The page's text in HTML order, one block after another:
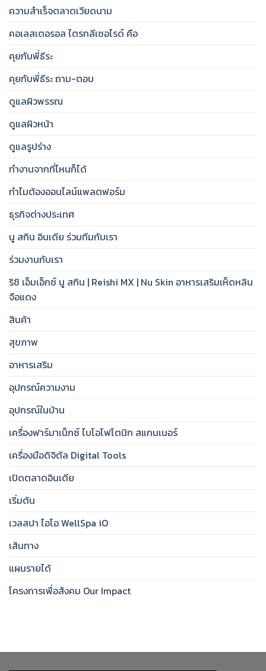
ความสำเร็จตลาดเวียดนาม
คอเลสเตอรอล ไตรกลีเซอไรด์ คือ
คุยกับพี่ธีระ
คุยกับพี่ธีระ ถาม-ตอบ
ดูแลผิวพรรณ
ดูแลผิวหน้า
ดูแลรูปร่าง
ทำงานจากที่ไหนก็ได้
ทำไมต้องออนไลน์แพลตฟอร์ม
ธุรกิจต่างประเทศ
นู สกิน อินเดีย ร่วมทีมกับเรา
ร่วมงานกับเรา
ริชิ เอ็มเอ็กซ์ นู สกิน | Reishi MX | Nu Skin อาหารเสริมเห็ดหลิน
จือแดง
สินค้า
สุขภาพ
อาหารเสริม
อุปกรณ์ความงาม
อุปกรณ์ในบ้าน
เครื่องฟาร์มาเน็กซ์ ไบโอโฟโตนิก สแกนเนอร์
เครื่องมือดิจิตัล Digital Tools
เปิดตลาดอินเดีย
เริ่มต้น
เวลสปา ไอโอ WellSpa iO
เส้นทาง
แผนรายได้
โครงการเพื่อสังคม Our Impact